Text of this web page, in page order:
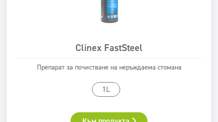
Clinex FastSteel
Препарат за почистване на неръждаема стомана
1L